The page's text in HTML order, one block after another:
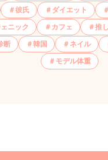
彼氏 ダイエット
ニック カフェ 推
断 韓国 ネイル
モデル体重